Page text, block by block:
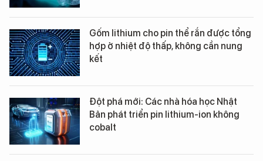
Gốm lithium cho pin thể rắn được tổng
hợp ở nhiệt độ thấp, không cần nung
kết
Đột phá mới: Các nhà hóa học Nhật
Bản phát triển pin lithium-ion không
cobalt